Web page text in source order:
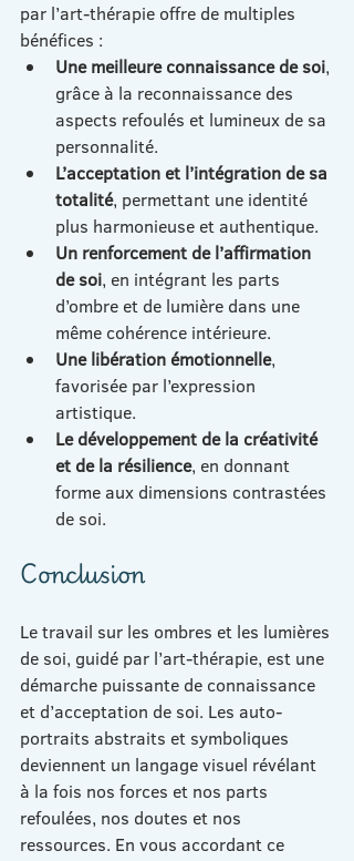
par l’art-thérapie offre de multiples
bénéfices :
Une meilleure connaissance de soi,
grâce à la reconnaissance des
aspects refoulés et lumineux de sa
personnalité.
L’acceptation et l’intégration de sa
totalité, permettant une identité
plus harmonieuse et authentique.
Un renforcement de l’affirmation
de soi, en intégrant les parts
d’ombre et de lumière dans une
même cohérence intérieure.
Une libération émotionnelle,
favorisée par l’expression
artistique.
Le développement de la créativité
et de la résilience, en donnant
forme aux dimensions contrastées
de soi.
Conclusion
Le travail sur les ombres et les lumières
de soi, guidé par l’art-thérapie, est une
démarche puissante de connaissance
et d’acceptation de soi. Les auto-
portraits abstraits et symboliques
deviennent un langage visuel révélant
à la fois nos forces et nos parts
refoulées, nos doutes et nos
ressources. En vous accordant ce